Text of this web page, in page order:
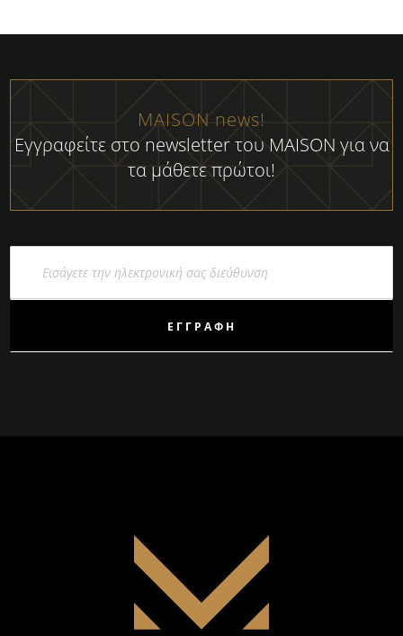
MAISON news!
Εγγραφείτε στο newsletter του MAISON για να
τα μάθετε πρώτοι!
ΕΓΓΡΑΦΉ